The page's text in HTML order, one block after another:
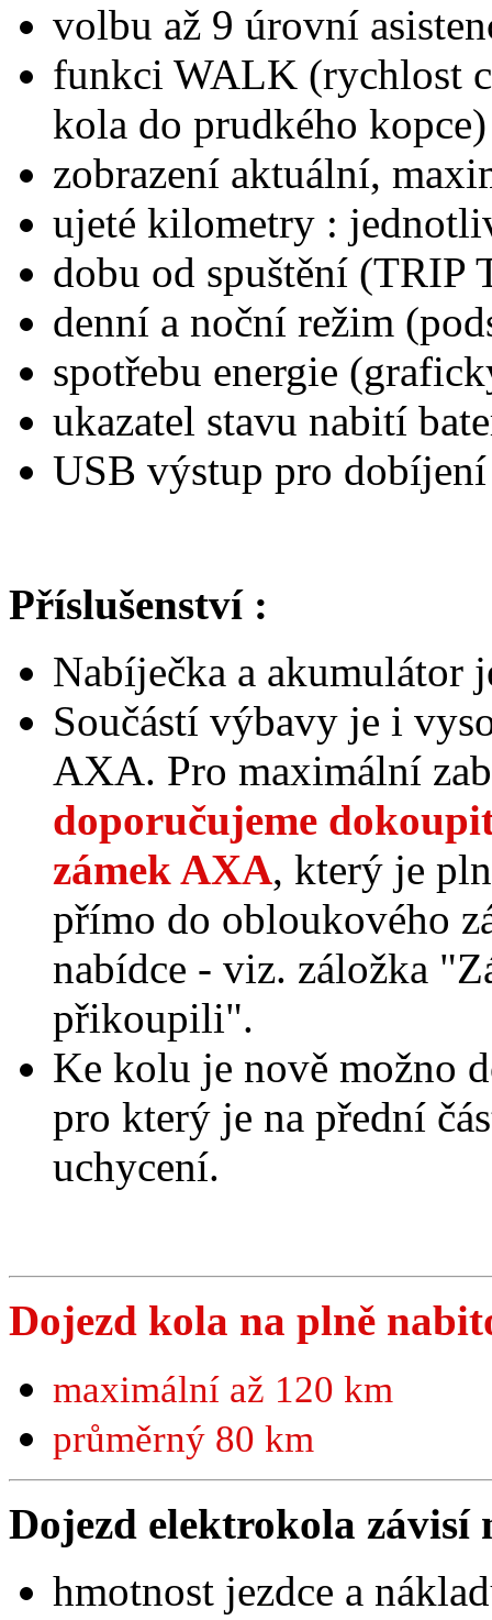
volbu až 9 úrovní
funkci WALK (rychlost
kola do prudkého kopce)
zobrazení aktuální,
ujeté kilometry :
dobu od spuštění (TRIP
denní a noční režim
spotřebu energie
ukazatel stavu nabití
USB výstup pro
Příslušenství :
Nabíječka a akumulátor
Součástí výbavy je i
AXA. Pro maximální
doporučujeme
zámek AXA, který je
přímo do obloukového
nabídce - viz. záložka
přikoupili".
Ke kolu je nově možno
pro který je na přední
uchycení.
Dojezd kola na plně
maximální až 120 km
průměrný 80 km
Dojezd elektrokola
hmotnost jezdce a